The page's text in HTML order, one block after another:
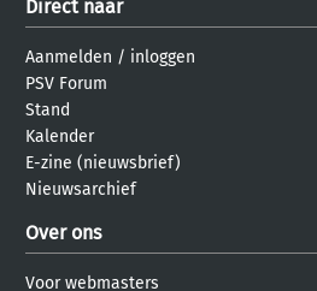
Direct naar
Aanmelden / inloggen
PSV Forum
Stand
Kalender
E-zine (nieuwsbrief)
Nieuwsarchief
Over ons
Voor webmasters